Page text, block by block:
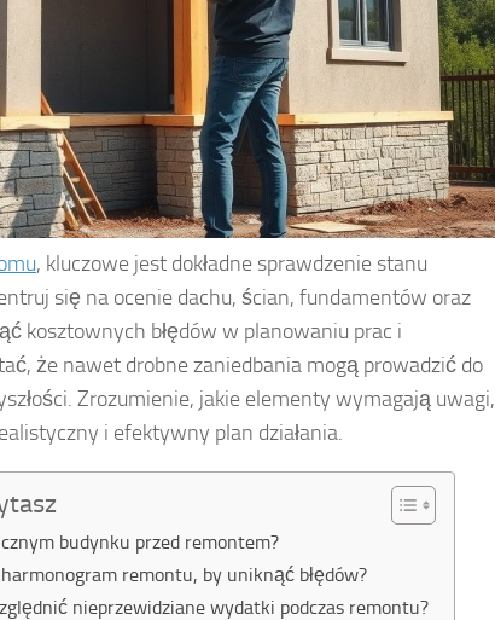
, kluczowe jest dokładne sprawdzenie stanu
się na ocenie dachu, ścian, fundamentów oraz
kosztownych błędów w planowaniu prac i
że nawet drobne zaniedbania mogą prowadzić do
Zrozumienie, jakie elementy wymagają uwagi,
i efektywny plan działania.
budynku przed remontem?
remontu, by uniknąć błędów?
nieprzewidziane wydatki podczas remontu?